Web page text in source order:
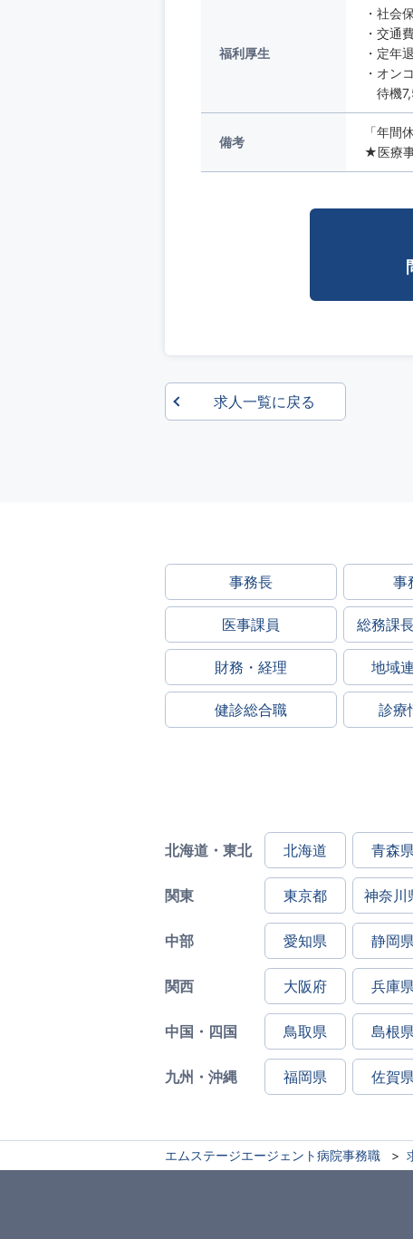
福利厚生
・社会
・交通
・定年
・オン
待機
備考
「年間
★医療
求人一覧に戻る
事務長 事
医事課員 総務課
財務・経理 地域
健診総合職 診療
北海道・東北 北海道 青森県
関東 東京都 神奈川
中部 愛知県 静岡県
関西 大阪府 兵庫県
中国・四国 鳥取県 島根県
九州・沖縄 福岡県 佐賀県
エムステージエージェント病院事務職